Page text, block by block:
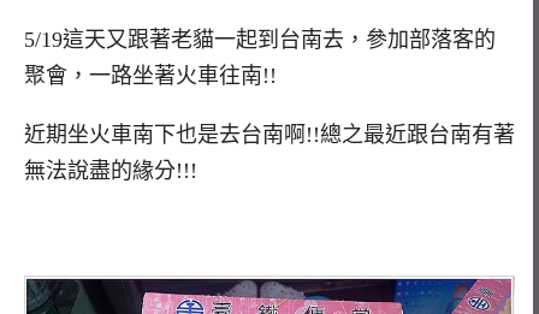
5/19這天又跟著老貓一起到台南去，參加部落客的
聚會，一路坐著火車往南!!
近期坐火車南下也是去台南啊!!總之最近跟台南有著
無法說盡的緣分!!!